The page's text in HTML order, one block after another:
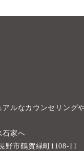
ルなカウンセリング
石家へ
野市鶴賀緑町1108-11